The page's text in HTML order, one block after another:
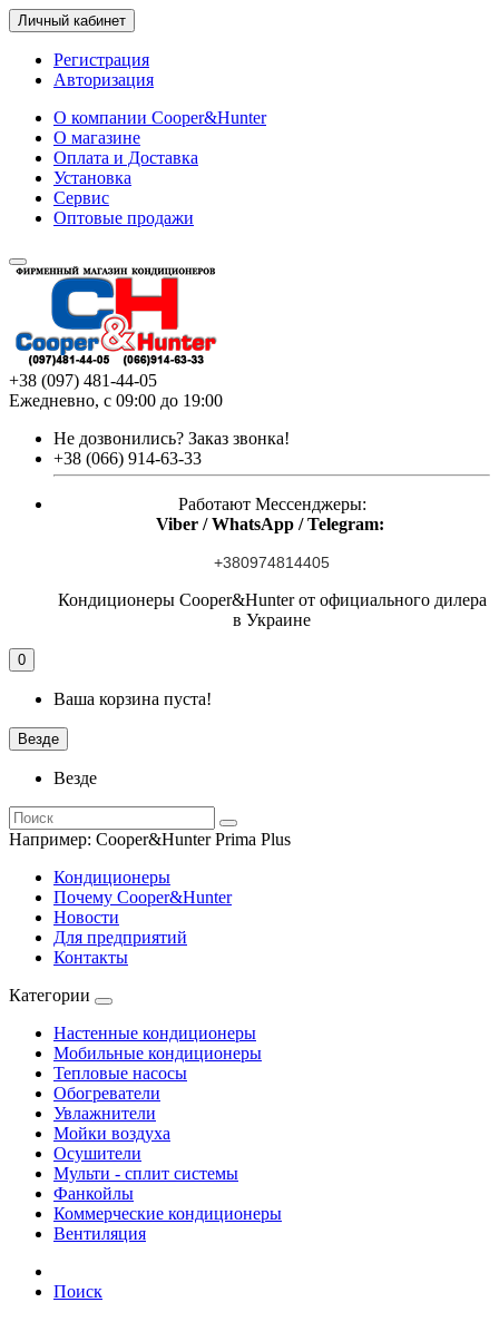
Личный кабинет
Регистрация
Авторизация
О компании Cooper&Hunter
О магазине
Оплата и Доставка
Установка
Сервис
Оптовые продажи
+38 (097) 481-44-05
Ежедневно, с 09:00 до 19:00
Не дозвонились? Заказ звонка!
+38 (066) 914-63-33
Работают Мессенджеры:
Viber / WhatsApp / Telegram:
+380974814405
Кондиционеры Cooper&Hunter от официального дилера
в Украине
0
Ваша корзина пуста!
Везде
Везде
Например: Cooper&Hunter Prima Plus
Кондиционеры
Почему Cooper&Hunter
Новости
Для предприятий
Контакты
Категории
Настенные кондиционеры
Мобильные кондиционеры
Тепловые насосы
Обогреватели
Увлажнители
Мойки воздуха
Осушители
Мульти - сплит системы
Фанкойлы
Коммерческие кондиционеры
Вентиляция
Поиск